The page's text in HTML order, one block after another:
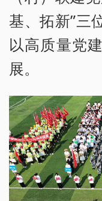
基、拓新”三
以高质量党
展。